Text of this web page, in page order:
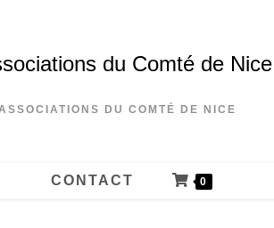
du Comté de
DU COMTÉ DE NICE
CONTACT 0